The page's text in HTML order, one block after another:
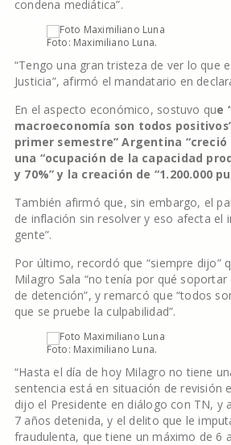
condena mediática”.
Foto: Maximiliano Luna.
“Tengo una gran tristeza de ver lo que
Justicia”, afirmó el mandatario en
En el aspecto económico, sostuvo que
macroeconomía son todos
primer semestre” Argentina “creció
una “ocupación de la capacidad
y 70%” y la creación de “1.200.000
También afirmó que, sin embargo, el
de inflación sin resolver y eso afecta el
gente”.
Por último, recordó que “siempre dijo”
Milagro Sala “no tenía por qué
de detención”, y remarcó que “todos
que se pruebe la culpabilidad”.
Foto: Maximiliano Luna.
“Hasta el día de hoy Milagro no tiene
sentencia está en situación de revisión
dijo el Presidente en diálogo con TN, y
7 años detenida, y el delito que le
fraudulenta, que tiene un máximo de 6